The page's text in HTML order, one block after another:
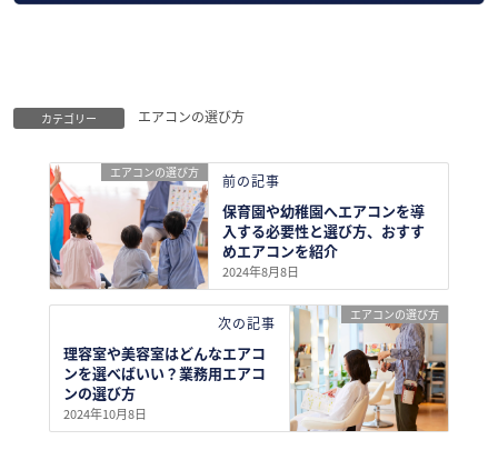
カテゴリー エアコンの選び方
エアコンの選び方 前の記事
保育園や幼稚園へエアコンを導
入する必要性と選び方、おすす
めエアコンを紹介
2024年8月8日
エアコンの選び方
次の記事
理容室や美容室はどんなエアコ
ンを選べばいい？業務用エアコ
ンの選び方
2024年10月8日